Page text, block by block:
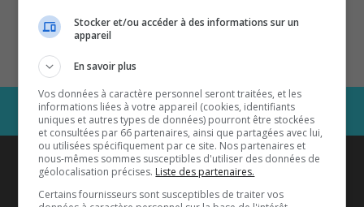
Coyote New Countryest diffusé
également sur1033 HD2
Stocker et/ou accéder à des informations sur un
appareil
En savoir plus
Vos données à caractère personnel seront traitées, et les
informations liées à votre appareil (cookies, identifiants
uniques et autres types de données) pourront être stockées
et consultées par 66 partenaires, ainsi que partagées avec lui,
ou utilisées spécifiquement par ce site. Nos partenaires et
nous-mêmes sommes susceptibles d'utiliser des données de
géolocalisation précises. Liste des partenaires.
Certains fournisseurs sont susceptibles de traiter vos